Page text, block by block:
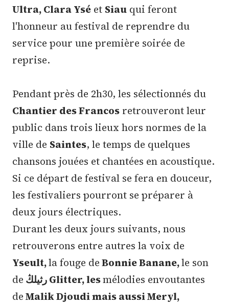
Ultra, Clara Ysé et Siau qui feront
l'honneur au festival de reprendre du
service pour une première soirée de
reprise.
Pendant près de 2h30, les sélectionnés du
Chantier des Francos retrouveront leur
public dans trois lieux hors normes de la
ville de Saintes, le temps de quelques
chansons jouées et chantées en acoustique.
Si ce départ de festival se fera en douceur,
les festivaliers pourront se préparer à
deux jours électriques.
Durant les deux jours suivants, nous
retrouverons entre autres la voix de
Yseult,la fouge deBonnie Banane,le son
de
رثيلڭ Glitter, lesmélodies envoutantes
deMalik Djoudi mais aussi Meryl,